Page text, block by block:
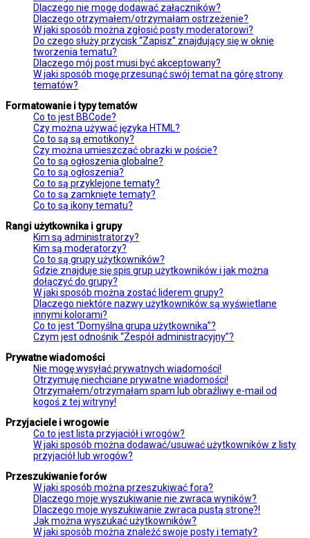
Dlaczego nie mogę dodawać załączników?
Dlaczego otrzymałem/otrzymałam ostrzeżenie?
W jaki sposób można zgłosić posty moderatorowi?
Do czego służy przycisk “Zapisz” znajdujący się w oknie
tworzenia tematu?
Dlaczego mój post musi być akceptowany?
W jaki sposób mogę przesunąć swój temat na górę strony
tematów?
Formatowanie i typy tematów
Co to jest BBCode?
Czy można używać języka HTML?
Co to są są emotikony?
Czy można umieszczać obrazki w poście?
Co to są ogłoszenia globalne?
Co to są ogłoszenia?
Co to są przyklejone tematy?
Co to są zamknięte tematy?
Co to są ikony tematu?
Rangi użytkownika i grupy
Kim są administratorzy?
Kim są moderatorzy?
Co to są grupy użytkowników?
Gdzie znajduje się spis grup użytkowników i jak można
dołączyć do grupy?
W jaki sposób można zostać liderem grupy?
Dlaczego niektóre nazwy użytkowników są wyświetlane
innymi kolorami?
Co to jest “Domyślna grupa użytkownika”?
Czym jest odnośnik “Zespół administracyjny”?
Prywatne wiadomości
Nie mogę wysyłać prywatnych wiadomości!
Otrzymuję niechciane prywatne wiadomości!
Otrzymałem/otrzymałam spam lub obraźliwy e-mail od
kogoś z tej witryny!
Przyjaciele i wrogowie
Co to jest lista przyjaciół i wrogów?
W jaki sposób można dodawać/usuwać użytkowników z listy
przyjaciół lub wrogów?
Przeszukiwanie forów
W jaki sposób można przeszukiwać fora?
Dlaczego moje wyszukiwanie nie zwraca wyników?
Dlaczego moje wyszukiwanie zwraca pustą stronę?!
Jak można wyszukać użytkowników?
W jaki sposób można znaleźć swoje posty i tematy?